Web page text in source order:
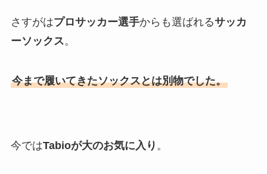
さすがはプロサッカー選手からも選ばれるサッカ
ーソックス。
今まで履いてきたソックスとは別物でした。
今ではTabioが大のお気に入り 。